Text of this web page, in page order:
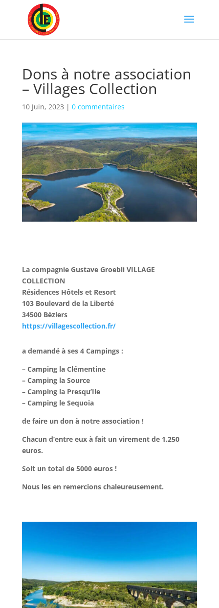
Dons à notre association
– Villages Collection
10 Juin, 2023 | 0 commentaires
La compagnie Gustave GroebliVILLAGE
COLLECTION
Résidences Hôtels et Resort
103 Boulevard de la Liberté
34500 Béziers
https://villagescollection.fr/
a demandé à ses 4 Campings :
– Camping la Clémentine
– Camping la Source
– Camping la Presqu’Ile
– Camping le Sequoia
de faire un don à notre association !
Chacun d’entre eux à fait un virement de 1.250
euros.
Soit un total de 5000 euros !
Nous les en remercions chaleureusement.